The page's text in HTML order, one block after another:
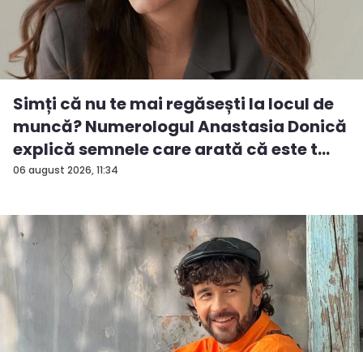
06 august 2026, 11:34
Simți că nu te mai regăsești la locul de
muncă? Numerologul Anastasia Donică
explică semnele care arată că este t...